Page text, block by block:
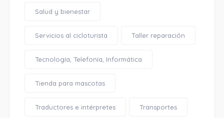
Salud y bienestar
Servicios al cicloturista Taller reparación
Tecnología, Telefonía, Informática
Tienda para mascotas
Traductores e intérpretes Transportes